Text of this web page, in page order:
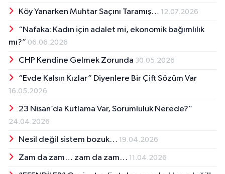
Köy Yanarken Muhtar Saçını Taramış… 12.07.2026
“Nafaka: Kadın için adalet mi, ekonomik bağımlılık
mı?” 06.06.2026
CHP Kendine Gelmek Zorunda 30.05.2026
“Evde Kalsın Kızlar” Diyenlere Bir Çift Sözüm Var
16.05.2026
23 Nisan’da Kutlama Var, Sorumluluk Nerede?”
24.04.2026
Nesil değil sistem bozuk… 19.04.2026
Zam da zam… zam da zam… 11.04.2026